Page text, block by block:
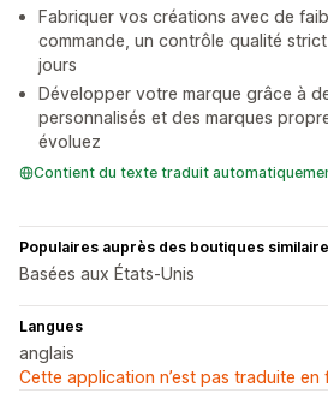
Fabriquer vos créations avec de
commande, un contrôle qualité
jours
Développer votre marque grâce à
personnalisés et des marques
évoluez
Contient du texte traduit
Populaires auprès des boutiques
Basées aux États-Unis
Langues
anglais
Cette application n’est pas traduite en